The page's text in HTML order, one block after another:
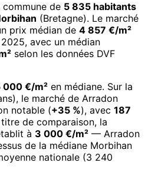
de 5 835 habitants
(Bretagne). Le marché
prix médian de 4 857 €/m²
avec un médian
selon les données DVF
000 €/m² en médiane. Sur la
le marché de Arradon
notable (+35 %), avec 187
de comparaison, la
à 3 000 €/m² — Arradon
de la médiane Morbihan
nationale (3 240